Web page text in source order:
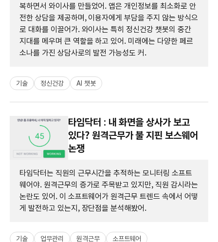
복하면서 와이사를 만들었어. 앱은 개인정보를 최소화로 안
전한 상담을 제공하며, 이용자에게 부담을 주지 않는 방식으
로 대화를 이끌어가. 와이사는 특히 정신건강 챗봇의 중간
지대를 메우며 큰 역할을 하고 있어. 미래에는 다양한 페르
소나를 가진 상담사로의 발전 가능성도 커.
기술 정신건강 AI 챗봇
타임닥터 : 내 화면을 상사가 보고
있다? 원격근무가 불 지핀 보스웨어
논쟁
타임닥터는 직원의 근무시간을 추적하는 모니터링 소프트
웨어야. 원격근무의 증가로 주목받고 있지만, 직원 감시라는
논란도 있어. 이 소프트웨어가 원격근무 트렌드 속에서 어떻
게 발전하고 있는지, 장단점을 분석해봤어.
기술 업무관리 원격근무 소프트웨어